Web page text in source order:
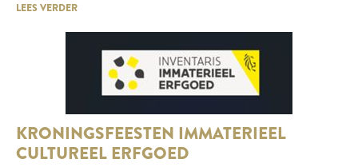
LEES VERDER
KRONINGSFEESTEN IMMATERIEEL
CULTUREEL ERFGOED